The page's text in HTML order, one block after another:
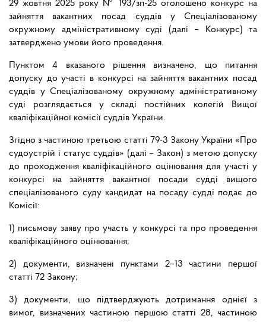
29 жовтня 2025 року № 193/зп-25 оголошено конкурс на
зайняття вакантних посад суддів у Спеціалізованому
окружному адміністративному суді (далі – Конкурс) та
затверджено умови його проведення.
Пунктом 4 вказаного рішення визначено, що питання
допуску до участі в конкурсі на зайняття вакантних посад
суддів у Спеціалізованому окружному адміністративному
суді розглядається у складі постійних колегій Вищої
кваліфікаційної комісії суддів України.
Згідно з частиною третьою статті 79-3 Закону України «Про
судоустрій і статус суддів» (далі – Закон) з метою допуску
до проходження кваліфікаційного оцінювання для участі у
конкурсі на зайняття вакантної посади судді вищого
спеціалізованого суду кандидат на посаду судді подає до
Комісії:
1) письмову заяву про участь у конкурсі та про проведення
кваліфікаційного оцінювання;
2) документи, визначені пунктами 2–13 частини першої
статті 72 Закону;
3) документи, що підтверджують дотримання однієї з
вимог, визначених частиною першою статті 28, частиною